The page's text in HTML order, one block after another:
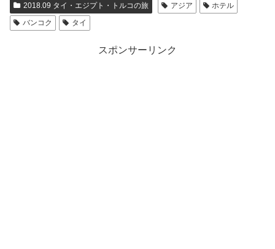
2018.09 タイ・エジプト・トルコの旅 アジア
ホテル
バンコク
タイ
スポンサーリンク